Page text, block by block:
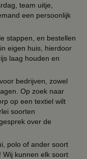
team uitje,
een persoonlijk
stappen, en bestellen
eigen huis, hierdoor
laag houden en
bedrijven, zowel
Op zoek naar
op een textiel wilt
soorten
over de
polo of ander soort
Wij kunnen elk soort